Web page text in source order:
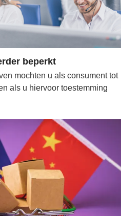
beperkt
mochten u als consument tot
als u hiervoor toestemming